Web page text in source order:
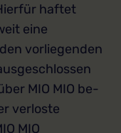
haftet
eine
vorliegenden
MIO MIO be-
verloste
MIO